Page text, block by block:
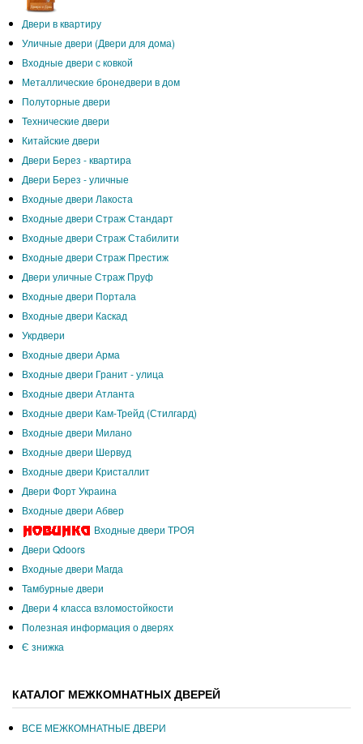
Двери в квартиру
Уличные двери (Двери для дома)
Входные двери с ковкой
Металлические бронедвери в дом
Полуторные двери
Технические двери
Китайские двери
Двери Берез - квартира
Двери Берез - уличные
Входные двери Лакоста
Входные двери Страж Стандарт
Входные двери Страж Стабилити
Входные двери Страж Престиж
Двери уличные Страж Пруф
Входные двери Портала
Входные двери Каскад
Укрдвери
Входные двери Арма
Входные двери Гранит - улица
Входные двери Атланта
Входные двери Кам-Трейд (Стилгард)
Входные двери Милано
Входные двери Шервуд
Входные двери Кристаллит
Двери Форт Украина
Входные двери Абвер
Входные двери ТРОЯ
Двери Qdoors
Входные двери Магда
Тамбурные двери
Двери 4 класса взломостойкости
Полезная информация о дверях
Є знижка
КАТАЛОГ МЕЖКОМНАТНЫХ ДВЕРЕЙ
ВСЕ МЕЖКОМНАТНЫЕ ДВЕРИ